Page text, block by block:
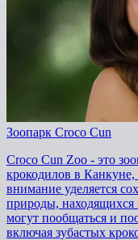
Зоопарк Croco Cun
Croco Cun Zoo - это
крокодилов в
внимание уделяется
природы, находящихся
могут пообщаться и
включая зубастых